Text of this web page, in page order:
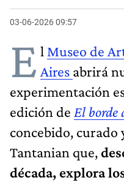
03-06-2026 09:57
E l Museo de
Aires abrirá
experimentación
edición de El borde
concebido,
Tantanian que,
década, explora